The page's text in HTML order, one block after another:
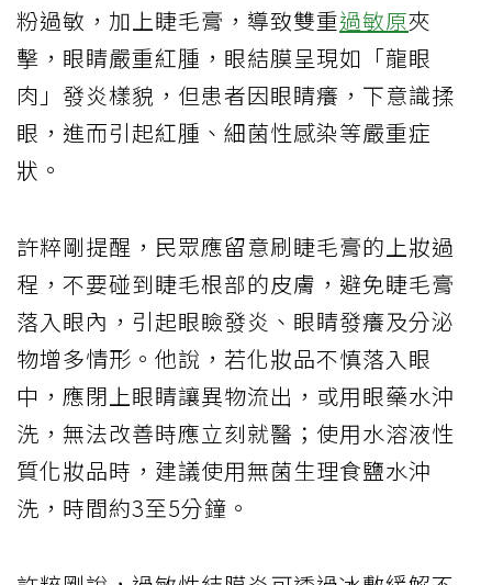
粉過敏，加上睫毛膏，導致雙重過敏原夾
擊，眼睛嚴重紅腫，眼結膜呈現如「龍眼
肉」發炎樣貌，但患者因眼睛癢，下意識揉
眼，進而引起紅腫、細菌性感染等嚴重症
狀。
許粹剛提醒，民眾應留意刷睫毛膏的上妝過
程，不要碰到睫毛根部的皮膚，避免睫毛膏
落入眼內，引起眼瞼發炎、眼睛發癢及分泌
物增多情形。他說，若化妝品不慎落入眼
中，應閉上眼睛讓異物流出，或用眼藥水沖
洗，無法改善時應立刻就醫；使用水溶液性
質化妝品時，建議使用無菌生理食鹽水沖
洗，時間約3至5分鐘。